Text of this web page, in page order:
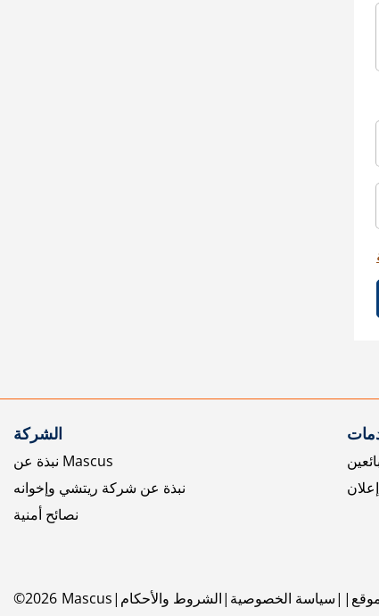
الشركة
نبذة عن Mascus
نبذة عن شركة ريتشي وإخوانه
نصائح أمنية
©2026 Mascus الشروط والأحكام سياسة الخصوصية